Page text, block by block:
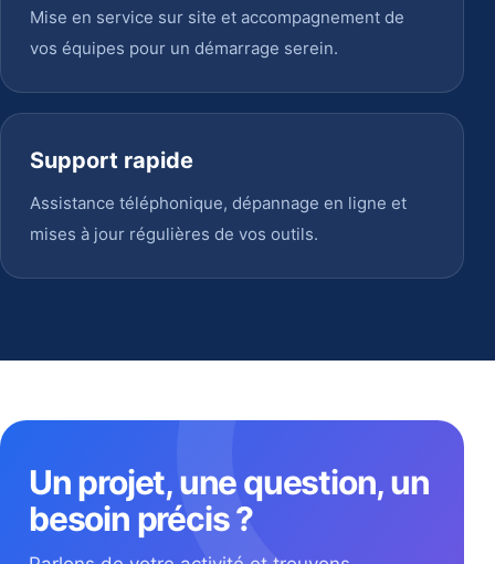
Mise en service sur site et accompagnement de
vos équipes pour un démarrage serein.
Support rapide
Assistance téléphonique, dépannage en ligne et
mises à jour régulières de vos outils.
Un projet, une question, un
besoin précis ?